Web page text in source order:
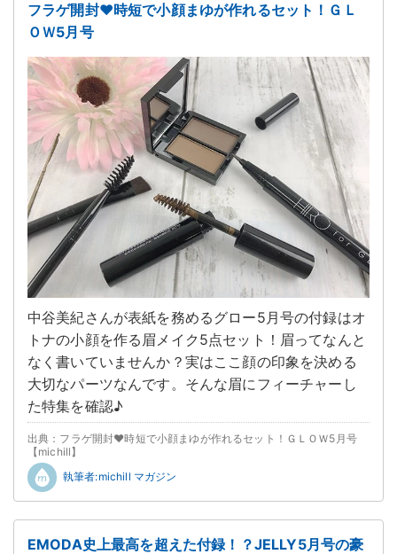
フラゲ開封♥時短で小顔まゆが作れるセット！ＧＬ
ＯＷ5月号
中谷美紀さんが表紙を務めるグロー5月号の付録はオ
トナの小顔を作る眉メイク5点セット！眉ってなんと
なく書いていませんか？実はここ顔の印象を決める
大切なパーツなんです。そんな眉にフィーチャーし
た特集を確認♪
出典：フラゲ開封♥時短で小顔まゆが作れるセット！ＧＬＯＷ5月号
【michill】
執筆者:michill マガジン
EMODA史上最高を超えた付録！？JELLY5月号の豪